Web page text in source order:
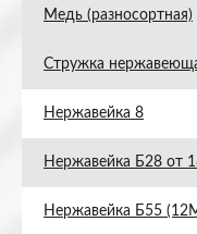
Медь (разносортная)
Стружка
Нержавейка 8
Нержавейка Б28 от
Нержавейка Б55